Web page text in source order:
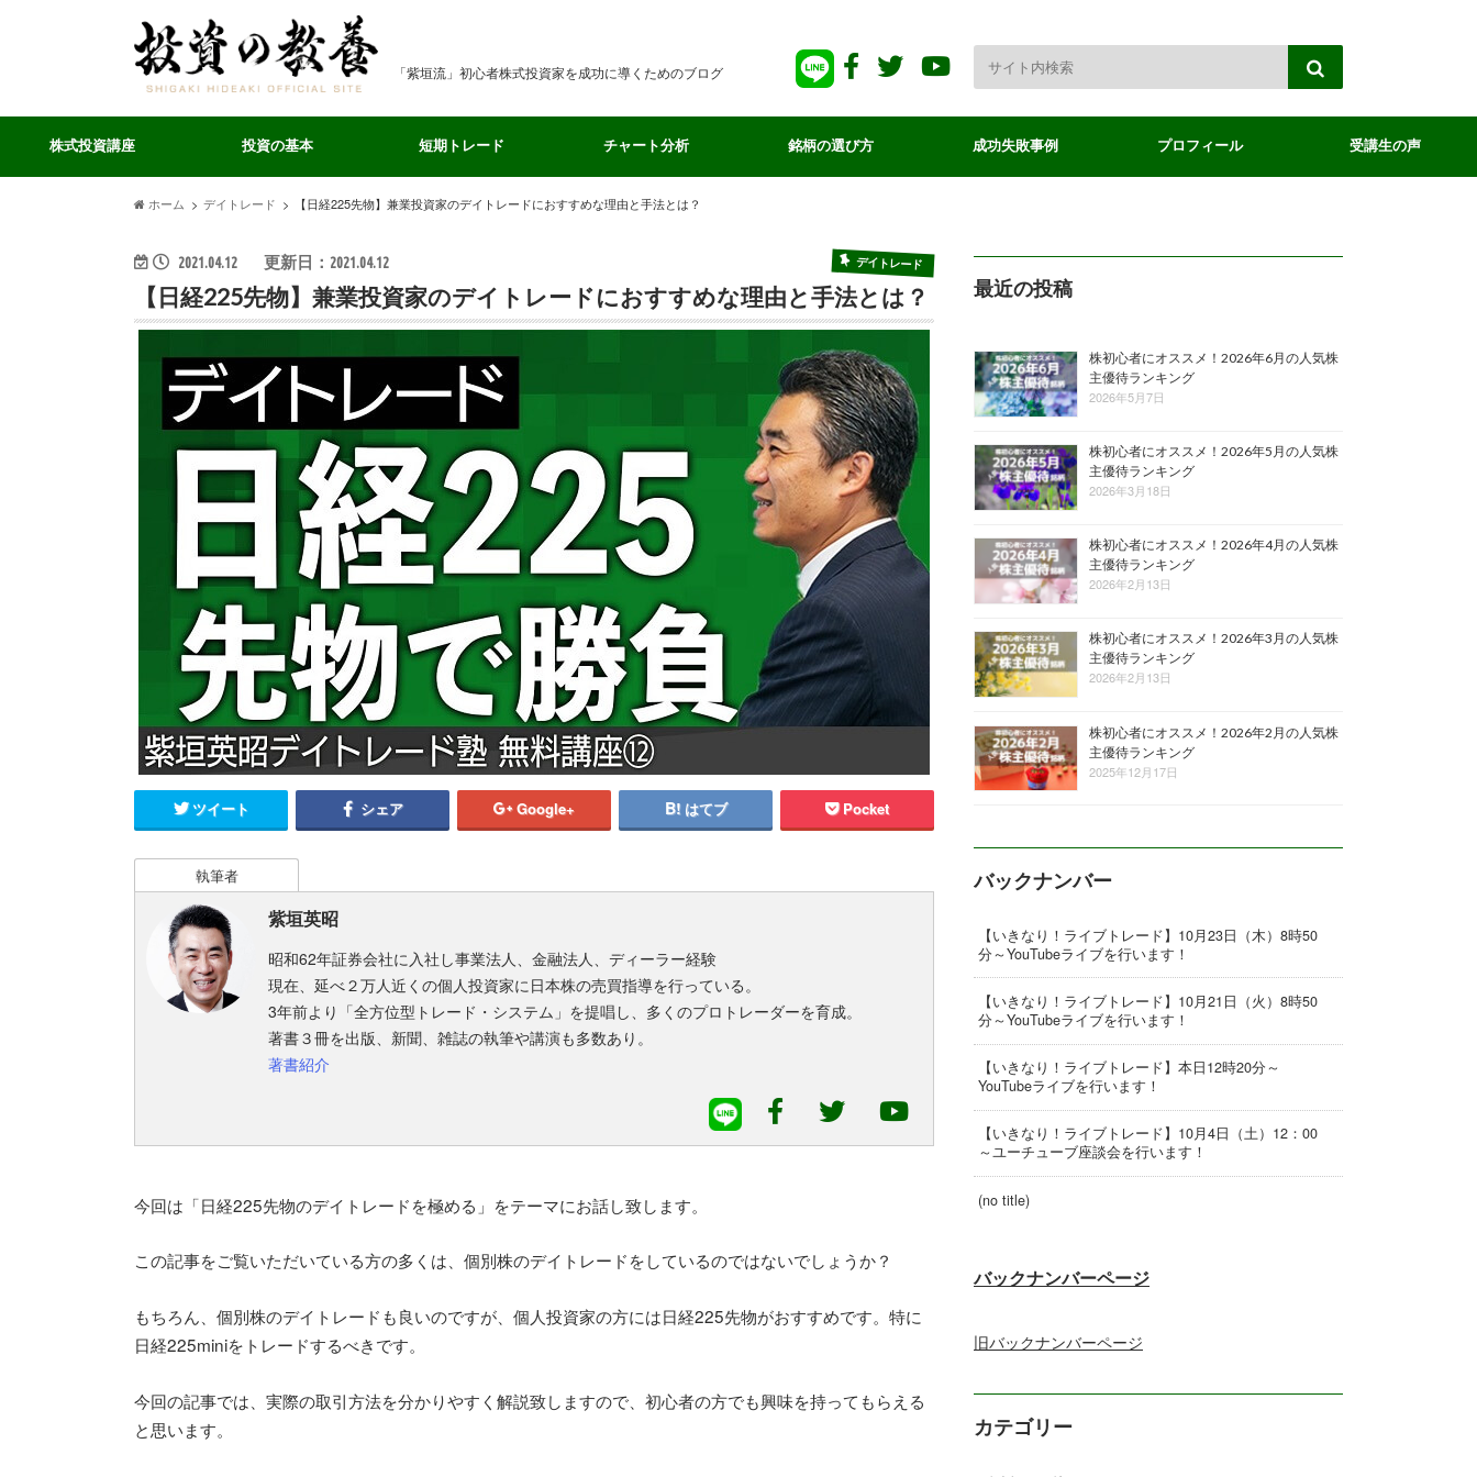
「紫垣流」初心者株式投資家を成功に導くためのブログ
株式投資講座 投資の基本 短期トレード チャート分析 銘柄の選び方 成功失敗事例 プロフィール 受講生の声
ホーム デイトレード 【日経225先物】兼業投資家のデイトレードにおすすめな理由と手法とは？
2021.04.12 更新日：2021.04.12 デイトレード
【日経225先物】兼業投資家のデイトレードにおすすめな理由と手法とは？
ツイート シェア Google+ はてブ Pocket
執筆者
紫垣英昭
昭和62年証券会社に入社し事業法人、金融法人、ディーラー経験
現在、延べ２万人近くの個人投資家に日本株の売買指導を行っている。
3年前より「全方位型トレード・システム」を提唱し、多くのプロトレーダーを育成。
著書３冊を出版、新聞、雑誌の執筆や講演も多数あり。
著書紹介
今回は「日経225先物のデイトレードを極める」をテーマにお話し致します。
この記事をご覧いただいている方の多くは、個別株のデイトレードをしているのではないでしょうか？
もちろん、個別株のデイトレードも良いのですが、個人投資家の方には日経225先物がおすすめです。特に
日経225miniをトレードするべきです。
今回の記事では、実際の取引方法を分かりやすく解説致しますので、初心者の方でも興味を持ってもらえる
と思います。
最近の投稿
株初心者にオススメ！2026年6月の人気株
主優待ランキング
2026年5月7日
株初心者にオススメ！2026年5月の人気株
主優待ランキング
2026年3月18日
株初心者にオススメ！2026年4月の人気株
主優待ランキング
2026年2月13日
株初心者にオススメ！2026年3月の人気株
主優待ランキング
2026年2月13日
株初心者にオススメ！2026年2月の人気株
主優待ランキング
2025年12月17日
バックナンバー
【いきなり！ライブトレード】10月23日（木）8時50
分～YouTubeライブを行います！
【いきなり！ライブトレード】10月21日（火）8時50
分～YouTubeライブを行います！
【いきなり！ライブトレード】本日12時20分～
YouTubeライブを行います！
【いきなり！ライブトレード】10月4日（土）12：00
～ユーチューブ座談会を行います！
(no title)
バックナンバーページ
旧バックナンバーページ
カテゴリー